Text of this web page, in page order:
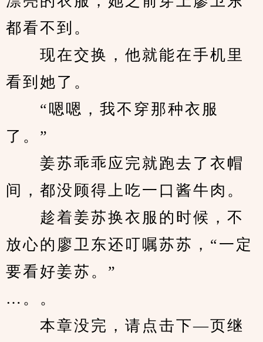
都看不到。
现在交换，他就能在手机里
看到她了。
“嗯嗯，我不穿那种衣服
了。”
姜苏乖乖应完就跑去了衣帽
间，都没顾得上吃一口酱牛肉。
趁着姜苏换衣服的时候，不
放心的廖卫东还叮嘱苏苏，“一定
要看好姜苏。”
…。。
本章没完，请点击下—页继